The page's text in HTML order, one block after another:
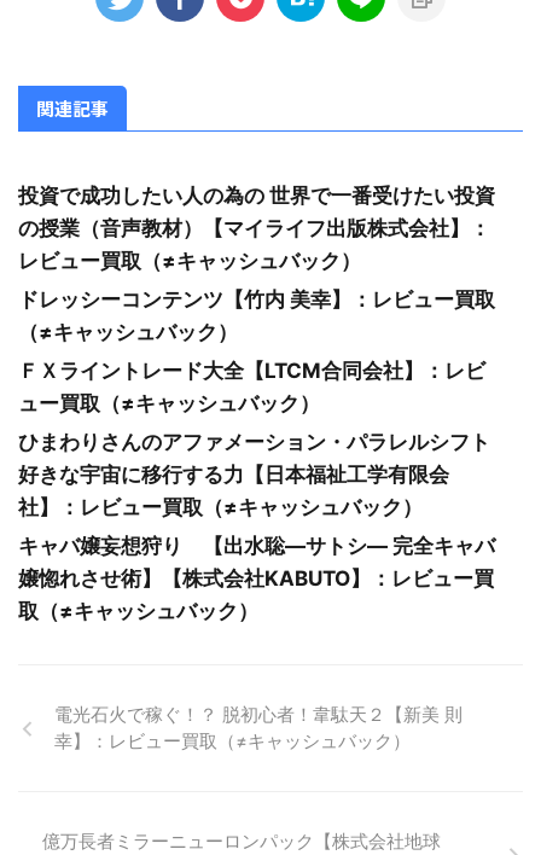
関連記事
投資で成功したい人の為の 世界で一番受けたい投資
の授業（音声教材）【マイライフ出版株式会社】：
レビュー買取（≠キャッシュバック）
ドレッシーコンテンツ【竹内 美幸】：レビュー買取
（≠キャッシュバック）
ＦＸライントレード大全【LTCM合同会社】：レビ
ュー買取（≠キャッシュバック）
ひまわりさんのアファメーション・パラレルシフト
好きな宇宙に移行する力【日本福祉工学有限会
社】：レビュー買取（≠キャッシュバック）
キャバ嬢妄想狩り 【出水聡―サトシ― 完全キャバ
嬢惚れさせ術】【株式会社KABUTO】：レビュー買
取（≠キャッシュバック）
電光石火で稼ぐ！？ 脱初心者！韋駄天２【新美 則
幸】：レビュー買取（≠キャッシュバック）
億万長者ミラーニューロンパック【株式会社地球